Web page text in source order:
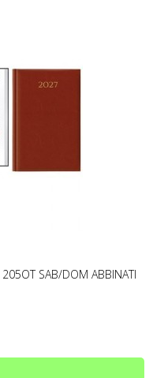
SAB/DOM ABBINATI